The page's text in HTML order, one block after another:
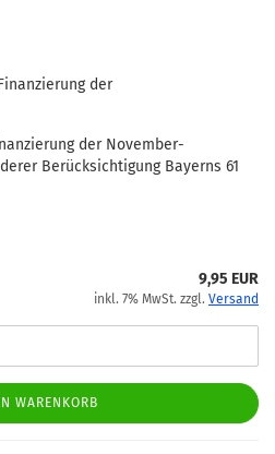
der
der November-
Berücksichtigung Bayerns 61
9,95 EUR
inkl. 7% MwSt. zzgl. Versand
WARENKORB